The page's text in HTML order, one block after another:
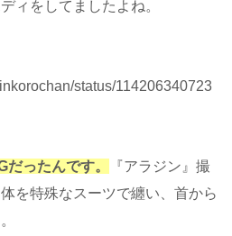
ィをしてましたよね。
status/114206340723
ったんです。
『アラジン』撮
を特殊なスーツで纏い、首から